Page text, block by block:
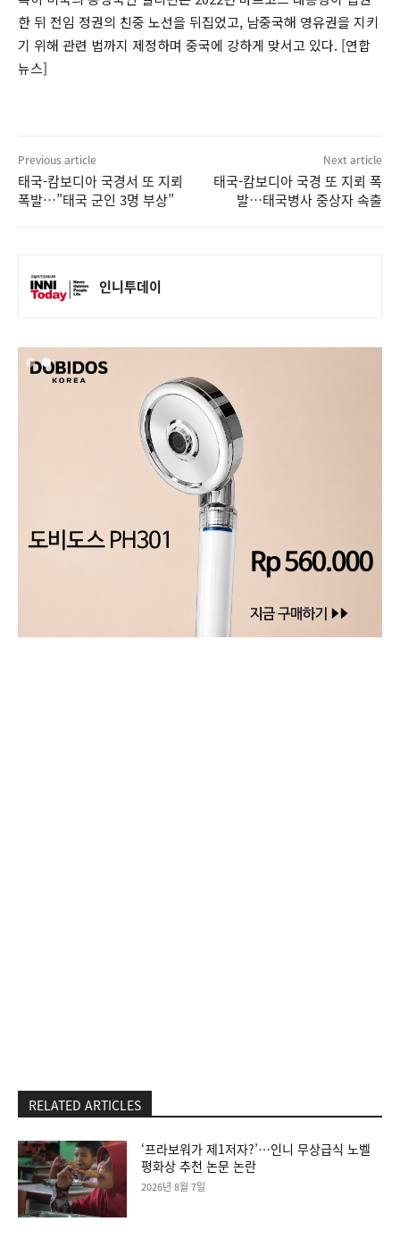
한 뒤 전임 정권의 친중 노선을 뒤집었고, 남중국해 영유권을 지키
기 위해 관련 법까지 제정하며 중국에 강하게 맞서고 있다. [연합
뉴스]
Previous article
태국-캄보디아 국경서 또 지뢰
폭발…”태국 군인 3명 부상”
Next article
태국-캄보디아 국경 또 지뢰 폭
발…태국병사 중상자 속출
인니투데이
RELATED ARTICLES
‘프라보워가 제1저자?’…인니 무상급식 노벨
평화상 추천 논문 논란
2026년 8월 7일